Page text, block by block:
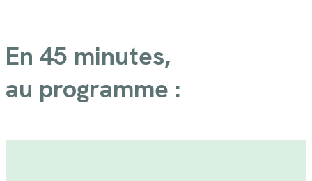
En 45 minutes,
au programme :